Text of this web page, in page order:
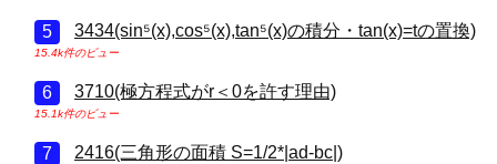
3434(sin⁵(x),cos⁵(x),tan⁵(x)の積分・tan(x)=tの置換)
15.4k件のビュー
3710(極方程式がr＜0を許す理由)
15.1k件のビュー
2416(三角形の面積 S=1/2*|ad-bc|)